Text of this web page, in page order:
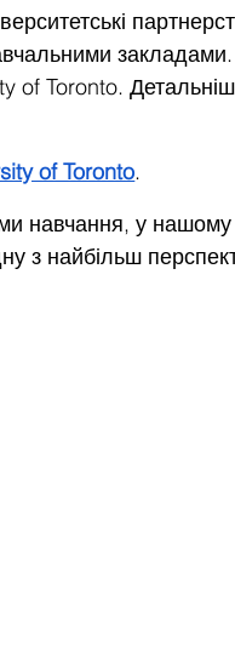
закладами.
of Toronto.
of Toronto.
навчання, у нашому
з найбільш